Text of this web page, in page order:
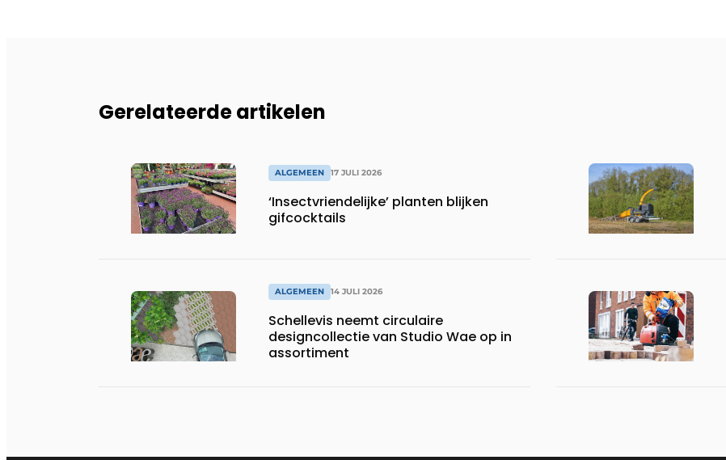
Gerelateerde artikelen
ALGEMEEN 17 JULI 2026
‘Insectvriendelijke’ planten blijken
gifcocktails
ALGEMEEN 14 JULI 2026
Schellevis neemt circulaire
designcollectie van Studio Wae op in
assortiment